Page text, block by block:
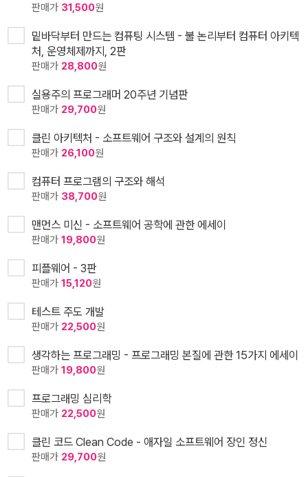
판매가 31,500원
밑바닥부터 만드는 컴퓨팅 시스템 - 불 논리부터 컴퓨터 아키텍
처, 운영체제까지, 2판
판매가 28,800원
실용주의 프로그래머 20주년 기념판
판매가 29,700원
클린 아키텍처 - 소프트웨어 구조와 설계의 원칙
판매가 26,100원
컴퓨터 프로그램의 구조와 해석
판매가 38,700원
맨먼스 미신 - 소프트웨어 공학에 관한 에세이
판매가 19,800원
피플웨어 - 3판
판매가 15,120원
테스트 주도 개발
판매가 22,500원
생각하는 프로그래밍 - 프로그래밍 본질에 관한 15가지 에세이
판매가 19,800원
프로그래밍 심리학
판매가 22,500원
클린 코드 Clean Code - 애자일 소프트웨어 장인 정신
판매가 29,700원